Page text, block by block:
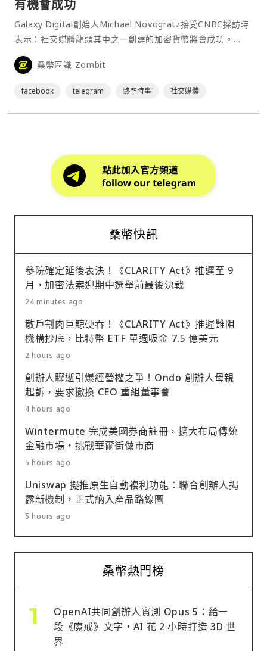
有機會成功
Galaxy Digital創始人Michael Novogratz接受CNBC採訪時
表示：社交媒體龍頭其中之一創建的加密貨幣將會成功。
據⋯
桑幣區識 Zombit
facebook telegram 熱門時事 社交媒體
桑幣快訊
參院確定延後表決！《CLARITY Act》推遲至 9
月，加密法案迎期中選舉前最後決戰
24 minutes ago
散戶割肉巨鯨硬吞！《CLARITY Act》推遲難阻
機構抄底，比特幣 ETF 單週吸金 7.5 億美元
2 hours ago
創辦人驟逝引爆經營權之爭！Ondo 創辦人母親
起訴，要求撤換 CEO 重組董事會
4 hours ago
Wintermute 完成美國券商註冊，擴大布局傳統
金融市場，挑戰華爾街做市商
5 hours ago
Uniswap 擬推原生自動複利功能：聯合創辦人揭
露新機制，正式納入產品路線圖
5 hours ago
桑幣熱門榜
OpenAI共同創辦人實測 Opus 5：給一
段《魔戒》文字，AI 花 2 小時打造 3D 世
界